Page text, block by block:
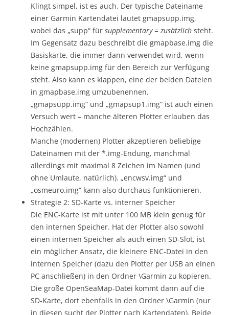
Klingt simpel, ist es auch. Der typische Dateiname
einer Garmin Kartendatei lautet gmapsupp.img,
wobei das „supp“ für supplementary= zusätzlich steht.
Im Gegensatz dazu beschreibt die gmapbase.img die
Basiskarte, die immer dann verwendet wird, wenn
keine gmapsupp.img für den Bereich zur Verfügung
steht. Also kann es klappen, eine der beiden Dateien
in gmapbase.img umzubenennen.
„gmapsupp.img“ und „gmapsup1.img“ ist auch einen
Versuch wert – manche älteren Plotter erlauben das
Hochzählen.
Manche (modernen) Plotter akzeptieren beliebige
Dateinamen mit der *.img-Endung, manchmal
allerdings mit maximal 8 Zeichen im Namen (und
ohne Umlaute, natürlich). „encwsv.img“ und
„osmeuro.img“ kann also durchaus funktionieren.
Strategie 2: SD-Karte vs. interner Speicher
Die ENC-Karte ist mit unter 100 MB klein genug für
den internen Speicher. Hat der Plotter also sowohl
einen internen Speicher als auch einen SD-Slot, ist
ein möglicher Ansatz, die kleinere ENC-Datei in den
internen Speicher (dazu den Plotter per USB an einen
PC anschließen) in den Ordner \Garmin zu kopieren.
Die große OpenSeaMap-Datei kommt dann auf die
SD-Karte, dort ebenfalls in den Ordner \Garmin (nur
in diesen sucht der Plotter nach Kartendaten). Beide